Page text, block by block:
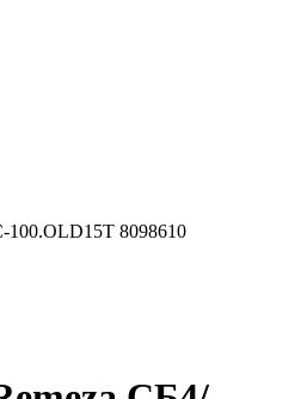
100.OLD15Т 8098610